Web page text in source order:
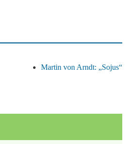
Martin von Arndt: „Sojus“